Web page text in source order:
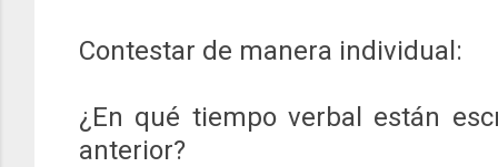
Contestar de manera individual:
¿En qué tiempo verbal están
anterior?